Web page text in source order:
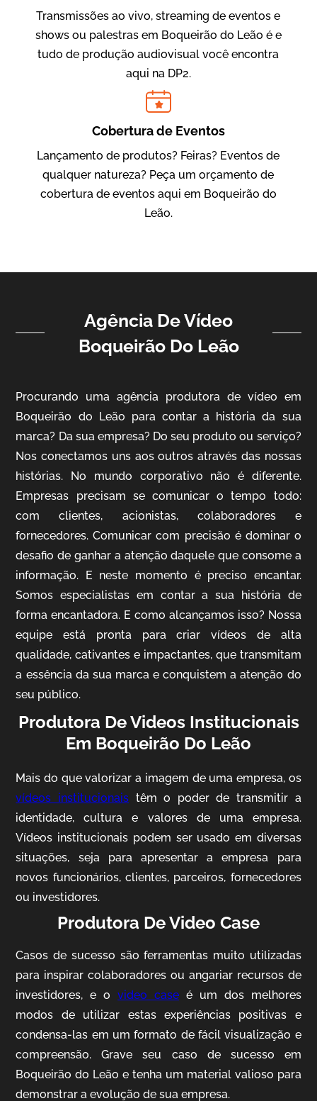
IBCC
Vídeo Institucional
Vídeo Institucional
IQVIA
Cobertura de Eventos
Mosaic
Vídeo Case
AgriBrasil
Transmissões ao vivo, streaming de eventos e
shows ou palestras em Boqueirão do Leão é e
tudo de produção audiovisual você encontra
aqui na DP2.
Cobertura de Eventos
Lançamento de produtos? Feiras? Eventos de
qualquer natureza? Peça um orçamento de
cobertura de eventos aqui em Boqueirão do
Leão.
Agência De Vídeo
Boqueirão Do Leão
Procurando uma agência produtora de vídeo em
Boqueirão do Leão para contar a história da sua
marca? Da sua empresa? Do seu produto ou serviço?
Nos conectamos uns aos outros através das nossas
histórias. No mundo corporativo não é diferente.
Empresas precisam se comunicar o tempo todo:
com clientes, acionistas, colaboradores e
fornecedores. Comunicar com precisão é dominar o
desafio de ganhar a atenção daquele que consome a
informação. E neste momento é preciso encantar.
Somos especialistas em contar a sua história de
forma encantadora. E como alcançamos isso? Nossa
equipe está pronta para criar vídeos de alta
qualidade, cativantes e impactantes, que transmitam
a essência da sua marca e conquistem a atenção do
seu público.
Produtora De Videos Institucionais
Em Boqueirão Do Leão
Mais do que valorizar a imagem de uma empresa, os
vídeos institucionais têm o poder de transmitir a
identidade, cultura e valores de uma empresa.
Vídeos institucionais podem ser usado em diversas
situações, seja para apresentar a empresa para
novos funcionários, clientes, parceiros, fornecedores
ou investidores.
Produtora De Video Case
Casos de sucesso são ferramentas muito utilizadas
para inspirar colaboradores ou angariar recursos de
investidores, e ovideo case é um dos melhores
modos de utilizar estas experiências positivas e
condensa-las em um formato de fácil visualização e
compreensão. Grave seu caso de sucesso em
Boqueirão do Leão e tenha um material valioso para
demonstrar a evolução de sua empresa.